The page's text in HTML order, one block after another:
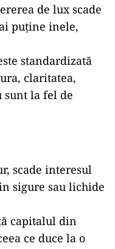
de lux scade
puține inele,
standardizată
claritatea,
sunt la fel de
scade interesul
sigure sau lichide
capitalul din
ce duce la o